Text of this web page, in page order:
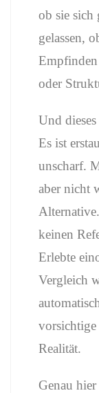
ob sie sich
gelassen,
oder
Und
Es ist
unscharf.
aber nicht
keinen
Erlebte
Vergleich
vorsichtige
Realität.
Genau